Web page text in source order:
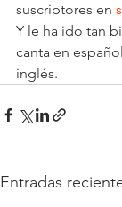
suscriptores en
Y le ha ido tan
canta en
inglés.
Entradas